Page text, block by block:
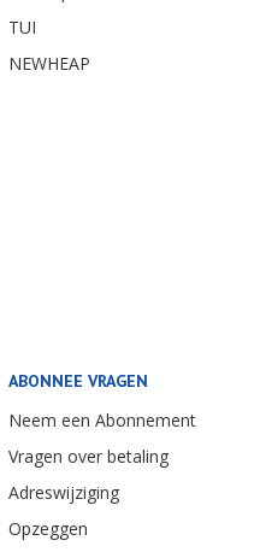
TUI
NEWHEAP
ABONNEE VRAGEN
Neem een Abonnement
Vragen over betaling
Adreswijziging
Opzeggen